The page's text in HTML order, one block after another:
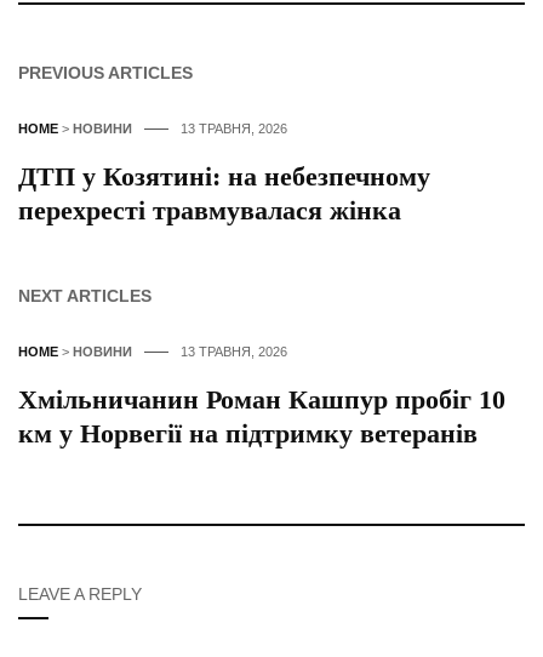
PREVIOUS ARTICLES
HOME > НОВИНИ 13 ТРАВНЯ, 2026
ДТП у Козятині: на небезпечному
перехресті травмувалася жінка
NEXT ARTICLES
HOME > НОВИНИ 13 ТРАВНЯ, 2026
Хмільничанин Роман Кашпур пробіг 10
км у Норвегії на підтримку ветеранів
LEAVE A REPLY